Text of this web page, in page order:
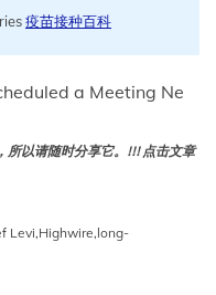
疫苗接种百科
a Meeting Ne
所以请随时分享它。!!! 点击文章
Levi,Highwire,long-